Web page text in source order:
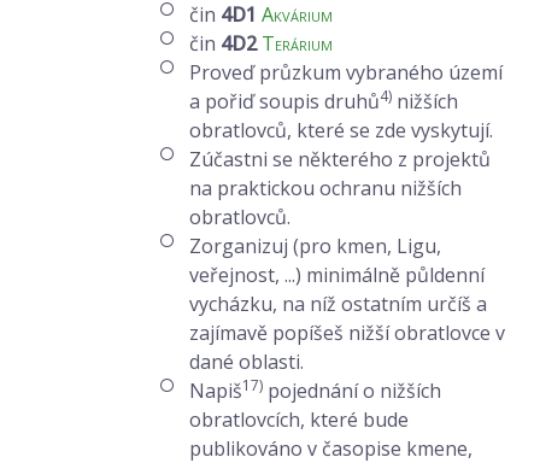
čin 4D1 Akvárium
čin 4D2 Terárium
Proveď průzkum vybraného území
a pořiď soupis druhů4) nižších
obratlovců, které se zde vyskytují.
Zúčastni se některého z projektů
na praktickou ochranu nižších
obratlovců.
Zorganizuj (pro kmen, Ligu,
veřejnost, ...) minimálně půldenní
vycházku, na níž ostatním určíš a
zajímavě popíšeš nižší obratlovce v
dané oblasti.
Napiš17) pojednání o nižších
obratlovcích, které bude
publikováno v časopise kmene,